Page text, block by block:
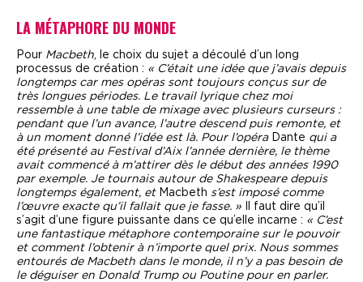
LA MÉTAPHORE DU MONDE
Pour Macbeth , le choix du sujet a découlé d’un long
processus de création : « C’était une idée que j’avais depuis
longtemps car mes opéras sont toujours conçus sur de
très longues périodes. Le travail lyrique chez moi
ressemble à une table de mixage avec plusieurs curseurs :
pendant que l’un avance, l’autre descend puis remonte, et
à un moment donné l’idée est là. Pour l’opéra
Dante qui a
été présenté au Festival d’Aix l’année dernière, le thème
avait commencé à m’attirer dès le début des années 1990
par exemple. Je tournais autour de Shakespeare depuis
longtemps également, et Macbeth s’est imposé comme
l’œuvre exacte qu’il fallait que je fasse. » Il faut dire qu’il
s’agit d’une figure puissante dans ce qu’elle incarne : « C’est
une fantastique métaphore contemporaine sur le pouvoir
et comment l’obtenir à n’importe quel prix. Nous sommes
entourés de Macbeth dans le monde, il n’y a pas besoin de
le déguiser en Donald Trump ou Poutine pour en parler.